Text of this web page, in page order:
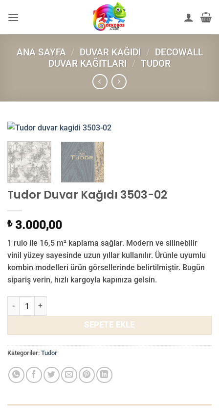
atla
ANA SAYFA / DUVAR KAĞIDI / DECOWALL
DUVAR KAĞITLARI / TUDOR
Tudor Duvar Kağıdı 3503-02
₺3.000,00
1 rulo ile 16,5 m² kaplama sağlar. Modern ve silinebilir
vinil yüzey sayesinde uzun yıllar kullanılır. Ürünle uyumlu
kombin modelleri ürün görsellerinde belirtilmiştir. Bugün
sipariş verin, hızlı kargoyla kapınıza gelsin.
Tudor Duvar Kağıdı 3503-02 adet
SEPETE EKLE
Kategoriler: Tudor